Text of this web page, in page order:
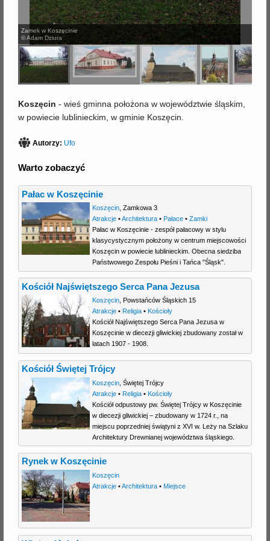
Zamek w Koszęcinie
© Adam Dziura
Koszęcin - wieś gminna położona w województwie śląskim,
w powiecie lublinieckim, w gminie Koszęcin.
Autorzy: Ufo
Warto zobaczyć
Pałac w Koszęcinie
Koszęcin, Zamkowa 3
Atrakcje•Architektura• Pałace• Zamki
Pałac w Koszęcinie - zespół pałacowy w stylu
klasycystycznym położony w centrum miejscowości
Koszęcin w powiecie lublinieckim. Obecna siedziba
Państwowego Zespołu Pieśni i Tańca "Śląsk".
Kościół Najświętszego Serca Pana Jezusa
Koszęcin, Powstańców Śląskich 15
Atrakcje• Religia• Kościoły
Kościół Najświętszego Serca Pana Jezusa w
Koszęcinie w diecezji gliwickiej zbudowany został w
latach 1907 - 1908.
Kościół Świętej Trójcy
Koszęcin, Świętej Trójcy
Atrakcje• Religia• Kościoły
Kościół odpustowy pw. Świętej Trójcy w Koszęcinie
w diecezji gliwickiej – zbudowany w 1724 r., na
miejscu poprzedniej świątyni z XVI w. Leży na Szlaku
Architektury Drewnianej województwa śląskiego.
Rynek w Koszęcinie
Koszęcin
Atrakcje•Architektura• Miejsce